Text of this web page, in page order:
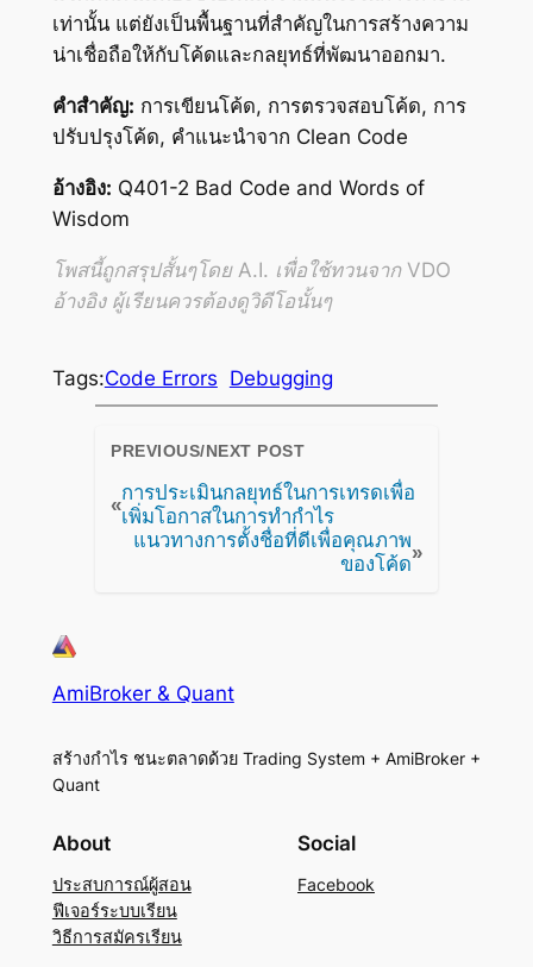
เท่านั้น แต่ยังเป็นพื้นฐานที่สำคัญในการสร้างความ
น่าเชื่อถือให้กับโค้ดและกลยุทธ์ที่พัฒนาออกมา.
คำสำคัญ: การเขียนโค้ด, การตรวจสอบโค้ด, การ
ปรับปรุงโค้ด, คำแนะนำจาก Clean Code
อ้างอิง: Q401-2 Bad Code and Words of
Wisdom
โพสนี้ถูกสรุปสั้นๆโดย A.I. เพื่อใช้ทวนจาก VDO
อ้างอิง ผู้เรียนควรต้องดูวิดีโอนั้นๆ
Tags:Code Errors Debugging
PREVIOUS/NEXT POST
«
การประเมินกลยุทธ์ในการเทรดเพื่อ
เพิ่มโอกาสในการทำกำไร
แนวทางการตั้งชื่อที่ดีเพื่อคุณภาพ
ของโค้ด
»
AmiBroker & Quant
สร้างกำไร ชนะตลาดด้วย Trading System + AmiBroker +
Quant
About
ประสบการณ์ผู้สอน
ฟีเจอร์ระบบเรียน
วิธีการสมัครเรียน
Social
Facebook